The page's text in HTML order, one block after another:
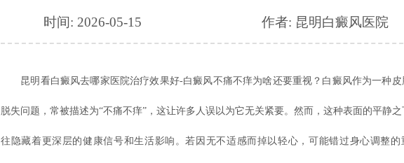
时间: 2026-05-15 作者: 昆明白癜风医院
昆明看白癜风去哪家医院治疗效果好-白癜风不痛不痒为啥还要重视？白癜风作为一种皮
脱失问题，常被描述为“不痛不痒”，这让许多人误以为它无关紧要。然而，这种表面的平静之
往隐藏着更深层的健康信号和生活影响。若因无不适感而掉以轻心，可能错过身心调整的